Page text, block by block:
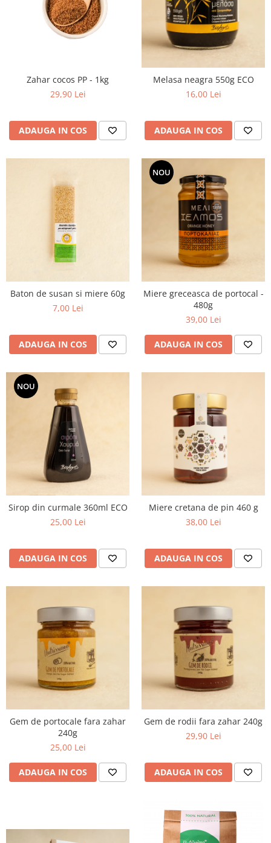
CREME ȘI PASTE TARTINABILE
CONDIMENTE
HEALTHY SNACKS
SUPERALIMENTE
BACANIE
COSMETICE
REMEDII NATURISTE
TOATE PRODUSELE
Zahar cocos PP - 1kg
29,90 Lei
ADAUGA IN COS
Melasa neagra 550g ECO
16,00 Lei
ADAUGA IN COS
Baton de susan si miere 60g
7,00 Lei
ADAUGA IN COS
NOU
Miere greceasca de portocal -
480g
39,00 Lei
ADAUGA IN COS
NOU
Sirop din curmale 360ml ECO
25,00 Lei
ADAUGA IN COS
Miere cretana de pin 460 g
38,00 Lei
ADAUGA IN COS
Gem de portocale fara zahar
240g
25,00 Lei
ADAUGA IN COS
Gem de rodii fara zahar 240g
29,90 Lei
ADAUGA IN COS